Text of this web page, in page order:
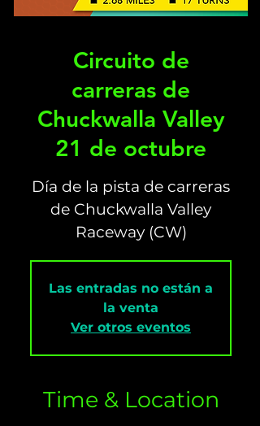
Circuito de
carreras de
Chuckwalla Valley
21 de octubre
Día de la pista de carreras
de Chuckwalla Valley
Raceway (CW)
Las entradas no están a
la venta
Ver otros eventos
Time & Location